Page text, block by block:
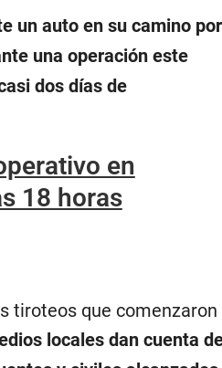
un auto en su camino por
una operación este
dos días de
en
18 horas
tiroteos que comenzaron
locales dan cuenta